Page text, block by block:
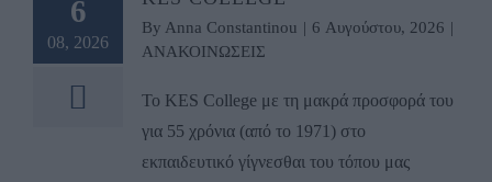
6
08, 2026
By Anna Constantinou | 6 Αυγούστου, 2026 |
ΑΝΑΚΟΙΝΩΣΕΙΣ
Το KES College με τη μακρά προσφορά του
για 55 χρόνια (από το 1971) στο
εκπαιδευτικό γίγνεσθαι του τόπου μας